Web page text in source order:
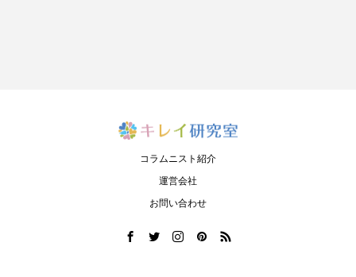
コラムニスト紹介
運営会社
お問い合わせ